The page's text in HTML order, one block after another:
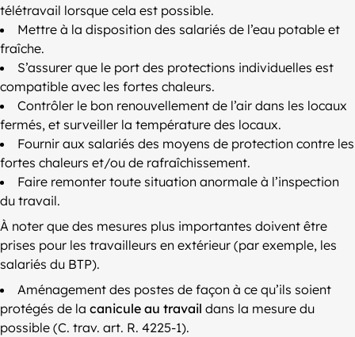
télétravail lorsque cela est possible.
Mettre à la disposition des salariés de l’eau potable et
fraîche.
S’assurer que le port des protections individuelles est
compatible avec les fortes chaleurs.
Contrôler le bon renouvellement de l’air dans les locaux
fermés, et surveiller la température des locaux.
Fournir aux salariés des moyens de protection contre les
fortes chaleurs et/ou de rafraîchissement.
Faire remonter toute situation anormale à l’inspection
du travail.
À noter que des mesures plus importantes doivent être
prises pour les travailleurs en extérieur (par exemple, les
salariés du BTP).
Aménagement des postes de façon à ce qu’ils soient
protégés de la canicule au travail dans la mesure du
possible (C. trav. art. R. 4225-1).